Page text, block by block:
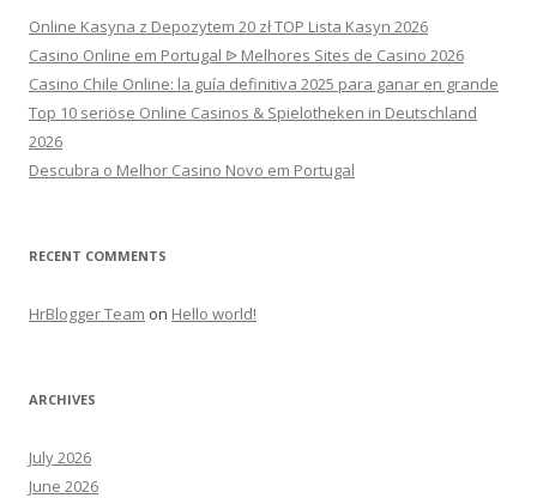
Online Kasyna z Depozytem 20 zł TOP Lista Kasyn 2026
Casino Online em Portugal ᐉ Melhores Sites de Casino 2026
Casino Chile Online: la guía definitiva 2025 para ganar en grande
Top 10 seriöse Online Casinos & Spielotheken in Deutschland
2026
Descubra o Melhor Casino Novo em Portugal
RECENT COMMENTS
HrBlogger Team on Hello world!
ARCHIVES
July 2026
June 2026